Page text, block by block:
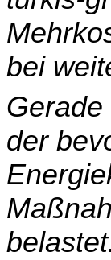
bei
der